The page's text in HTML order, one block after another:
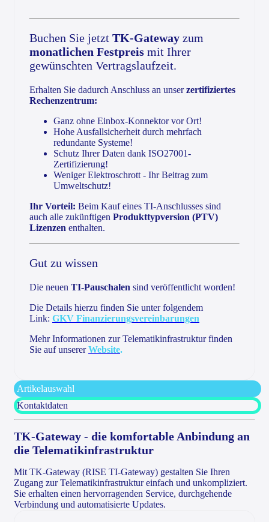
Buchen Sie jetzt TK-Gateway zum
monatlichen Festpreis mit Ihrer
gewünschten Vertragslaufzeit.
Erhalten Sie dadurch Anschluss an unserzertifiziertes
Rechenzentrum:
Ganz ohne Einbox-Konnektor vor Ort!
Hohe Ausfallsicherheit durch mehrfach
redundante Systeme!
Schutz Ihrer Daten dank ISO27001-
Zertifizierung!
Weniger Elektroschrott - Ihr Beitrag zum
Umweltschutz!
Ihr Vorteil: Beim Kauf eines TI-Anschlusses sind
auch alle zukünftigen Produkttypversion (PTV)
Lizenzen enthalten.
Gut zu wissen
Die neuen TI-Pauschalen sind veröffentlicht worden!
Die Details hierzu finden Sie unter folgendem
Link: GKV Finanzierungsvereinbarungen
Mehr Informationen zur Telematikinfrastruktur finden
Sie auf unsererWebsite.
Artikelauswahl
Kontaktdaten
TK-Gateway - die komfortable Anbindung an
die Telematikinfrastruktur
Mit TK-Gateway (RISE TI-Gateway) gestalten Sie Ihren
Zugang zur Telematikinfrastruktur einfach und unkompliziert.
Sie erhalten einen hervorragenden Service, durchgehende
Verbindung und automatisierte Updates.